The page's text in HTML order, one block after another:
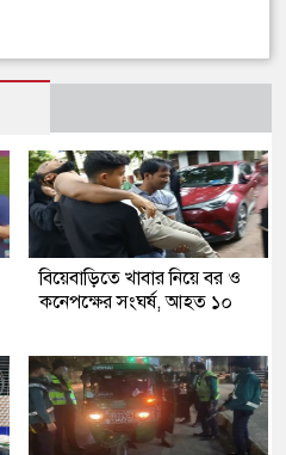
বিয়েবাড়িতে খাবার নিয়ে বর ও
কনেপক্ষের সংঘর্ষ, আহত ১০